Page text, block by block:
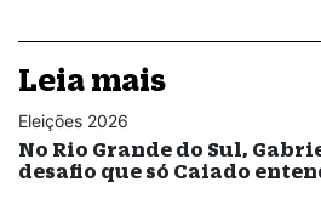
Leia mais
Eleições 2026
No Rio Grande do Sul,
desafio que só Caiado